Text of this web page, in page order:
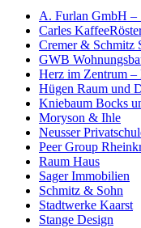
A. Furlan GmbH –
Carles
Cremer & Schmitz
GWB
Herz im Zentrum
Hügen Raum und
Kniebaum Bocks
Moryson & Ihle
Neusser
Peer Group
Raum Haus
Sager Immobilien
Schmitz & Sohn
Stadtwerke Kaarst
Stange Design